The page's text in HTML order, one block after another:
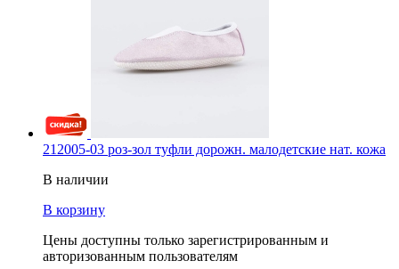
212005-03 роз-зол туфли дорожн. малодетские нат. кожа
В наличии
В корзину
Цены доступны только зарегистрированным и
авторизованным пользователям